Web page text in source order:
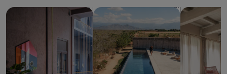
Buscar alojamientos que aceptan mascotas
Buscar alojamientos con piscina
Buscar